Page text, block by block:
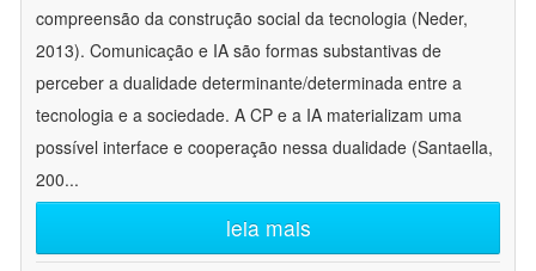
compreensão da construção social da tecnologia (Neder,
2013). Comunicação e IA são formas substantivas de
perceber a dualidade determinante/determinada entre a
tecnologia e a sociedade. A CP e a IA materializam uma
possível interface e cooperação nessa dualidade (Santaella,
200...
leia mais